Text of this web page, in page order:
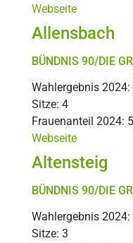
Webseite
Allensbach
BÜNDNIS 90/DIE
Wahlergebnis 2024:
Sitze: 4
Frauenanteil 2024:
Webseite
Altensteig
BÜNDNIS 90/DIE
Wahlergebnis 2024:
Sitze: 3